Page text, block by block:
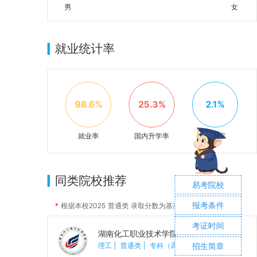
男 女
就业统计率
98.6%
就业率
25.3%
国内升学率
2.1%
出国率
同类院校推荐
根据本校2025 普通类 录取分数为基准进行推荐
湖南化工职业技术学院
理工 普通类 专科（高职）
易考院校
报考条件
考证时间
招生简章